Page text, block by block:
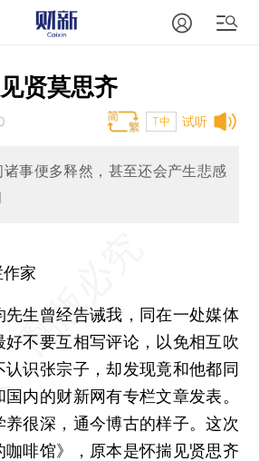
贤莫思齐
试听
T中
事便多释然，甚至还会产生悲感
家
生曾经告诫我，同在一处媒体
不要互相写评论，以免相互吹
识张宗子，却发现竟和他都同
内的财新网有专栏文章发表。
很深，通今博古的样子。这次
啡馆》，原本是怀揣见贤思齐